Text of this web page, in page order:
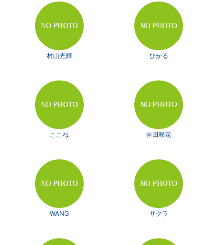
村山光輝 ひかる
ここね 吉田咲花
WANG サクラ